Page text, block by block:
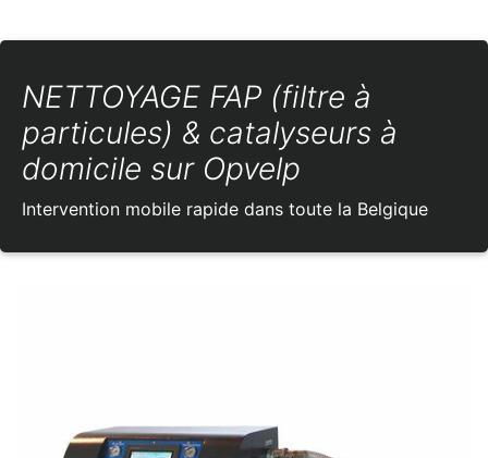
NETTOYAGE FAP (filtre à
particules) & catalyseurs à
domicile sur Opvelp
Intervention mobile rapide dans toute la Belgique